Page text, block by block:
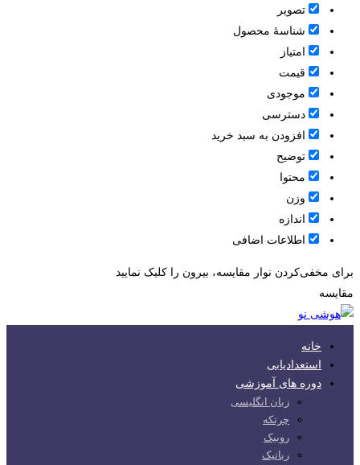
تصویر
شناسۀ محصول
امتیاز
قيمت
موجودی
دسترسی
افزودن به سبد خرید
توضیح
محتوا
وزن
اندازه
اطلاعات اضافی
برای مخفی‌کردن نوار مقایسه، بیرون را کلیک نمایید
مقایسه
خانه
استعدادیابی
دوره های آموزشی
زبان انگلیسی
چرتکه
روبیک
رباتیک